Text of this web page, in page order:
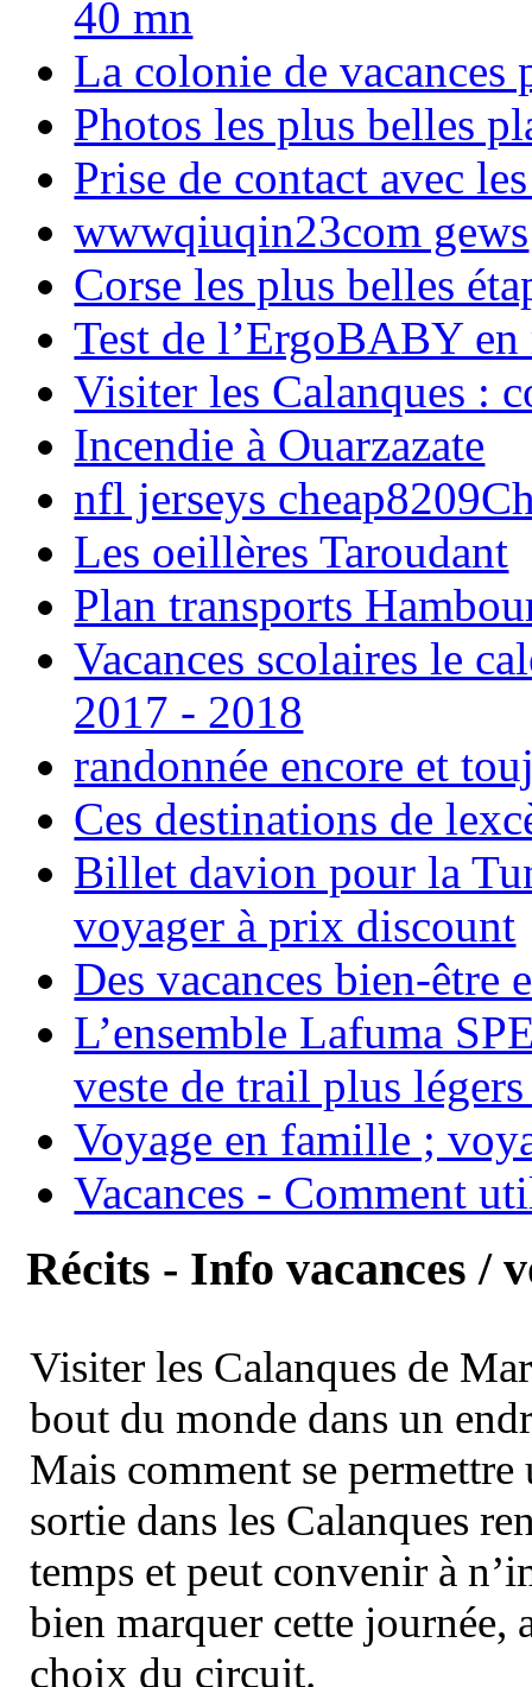
40 mn
La colonie de vacances
Photos les plus belles
Prise de contact avec
wwwqiuqin23com gews
Corse les plus belles
Test de l’ErgoBABY en
Visiter les Calanques :
Incendie à Ouarzazate
nfl jerseys
Les oeillères Taroudant
Plan transports
Vacances scolaires le
2017 - 2018
randonnée encore et
Ces destinations de
Billet davion pour la
voyager à prix discount
Des vacances bien-être
L’ensemble Lafuma
veste de trail plus
Voyage en famille ;
Vacances - Comment
Récits - Info vacances /
Visiter les Calanques de
bout du monde dans un
Mais comment se permettre
sortie dans les Calanques
temps et peut convenir à
bien marquer cette journée,
choix du circuit.